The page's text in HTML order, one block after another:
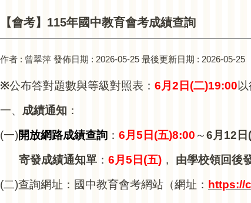
【會考】115年國中教育會考成績查詢
作者 : 曾翠萍 發佈日期 : 2026-05-25 最後更新日期 : 2026-05-25
※公布答對題數與等級對照表： 6月2日(二)19:00
一、 成績通知 ：
(一)開放網路成績查詢： 6月5日(五)8:00 ～6月12日
寄發成績通知單： 6月5日(五)， 由學校領回後
(二)查詢網址：國中教育會考網站（網址： https://